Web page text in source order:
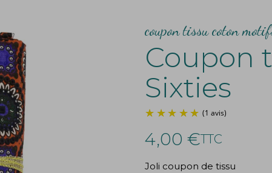
coupon tissu coton
Coupon
Sixties
4,00 €TTC
Joli coupon de tissu